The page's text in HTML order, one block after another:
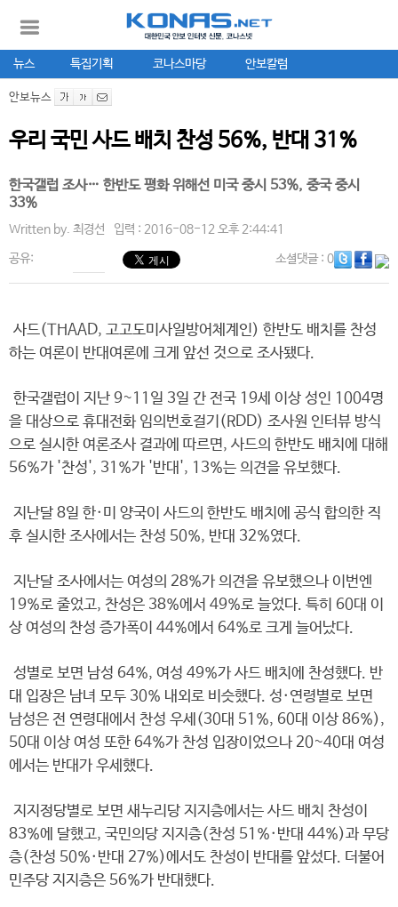
뉴스 특집기획 코나스마당 안보칼럼
안보뉴스
우리 국민 사드 배치 찬성 56%, 반대 31%
한국갤럽 조사… 한반도 평화 위해선 미국 중시 53%, 중국 중시
33%
Written by. 최경선 입력 : 2016-08-12 오후 2:44:41
공유: 소셜댓글: 0
사드(THAAD, 고고도미사일방어체계인) 한반도 배치를 찬성
하는 여론이 반대여론에 크게 앞선 것으로 조사됐다.
한국갤럽이 지난 9~11일 3일 간 전국 19세 이상 성인 1004명
을 대상으로 휴대전화 임의번호걸기(RDD) 조사원 인터뷰 방식
으로 실시한 여론조사 결과에 따르면, 사드의 한반도 배치에 대해
56%가 '찬성', 31%가 '반대', 13%는 의견을 유보했다.
지난달 8일 한·미 양국이 사드의 한반도 배치에 공식 합의한 직
후 실시한 조사에서는 찬성 50%, 반대 32%였다.
지난달 조사에서는 여성의 28%가 의견을 유보했으나 이번엔
19%로 줄었고, 찬성은 38%에서 49%로 늘었다. 특히 60대 이
상 여성의 찬성 증가폭이 44%에서 64%로 크게 늘어났다.
성별로 보면 남성 64%, 여성 49%가 사드 배치에 찬성했다. 반
대 입장은 남녀 모두 30% 내외로 비슷했다. 성·연령별로 보면
남성은 전 연령대에서 찬성 우세(30대 51%, 60대 이상 86%),
50대 이상 여성 또한 64%가 찬성 입장이었으나 20~40대 여성
에서는 반대가 우세했다.
지지정당별로 보면 새누리당 지지층에서는 사드 배치 찬성이
83%에 달했고, 국민의당 지지층(찬성 51%·반대 44%)과 무당
층(찬성 50%·반대 27%)에서도 찬성이 반대를 앞섰다. 더불어
민주당 지지층은 56%가 반대했다.